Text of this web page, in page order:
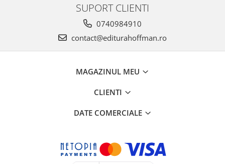
SUPORT CLIENTI
0740984910
contact@editurahoffman.ro
MAGAZINUL MEU
CLIENTI
DATE COMERCIALE